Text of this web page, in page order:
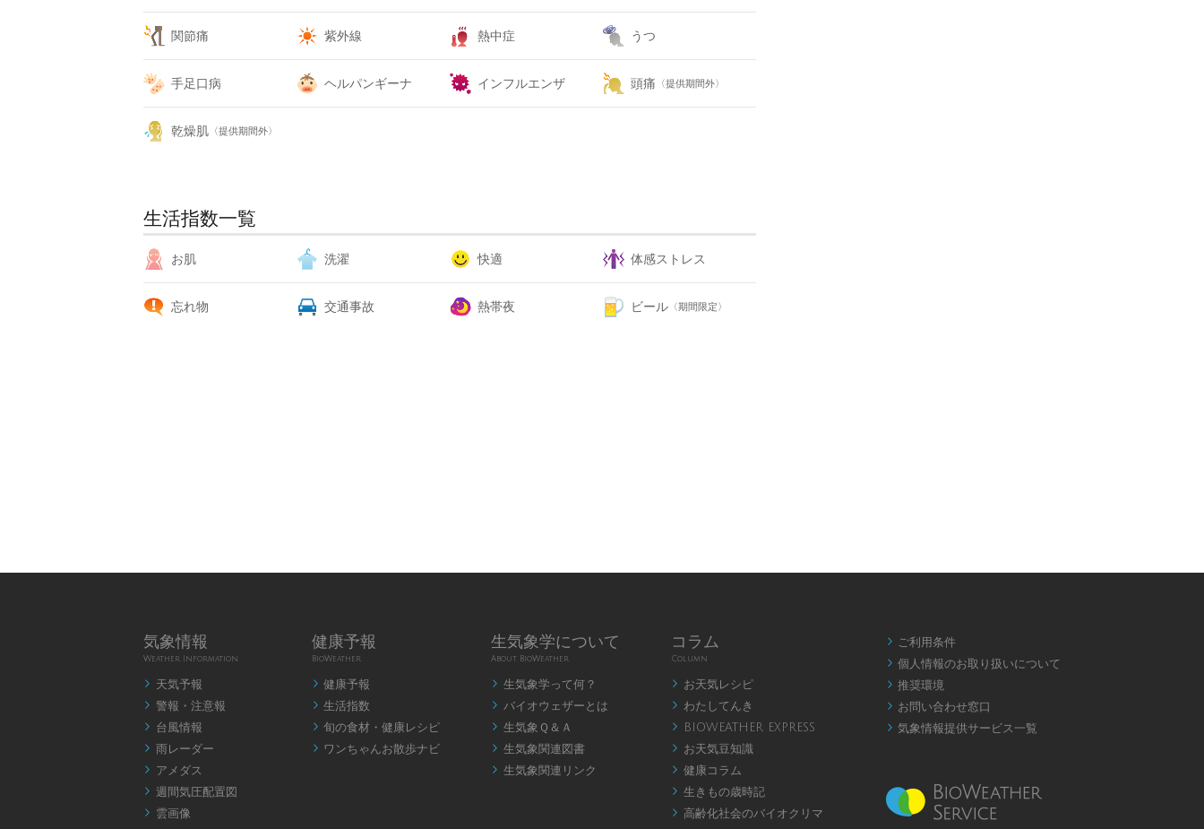
関節痛 紫外線 熱中症 うつ
手足口病 ヘルパンギーナ インフルエンザ 頭痛 〈提供期間外〉
乾燥肌 〈提供期間外〉
生活指数一覧
お肌 洗濯 快適 体感ストレス
忘れ物 交通事故 熱帯夜 ビール 〈期間限定〉
気象情報
Weather Information
 天気予報
 警報・注意報
 台風情報
 雨レーダー
 アメダス
 週間気圧配置図
 雲画像
健康予報
BioWeather
 健康予報
 生活指数
 旬の食材・健康レシピ
 ワンちゃんお散歩ナビ
生気象学について
About BioWeather
 生気象学って何？
 バイオウェザーとは
 生気象Ｑ＆Ａ
 生気象関連図書
 生気象関連リンク
コラム
Column
 お天気レシピ
 わたしてんき
 BIOWEATHER EXPRESS
 お天気豆知識
 健康コラム
 生きもの歳時記
 高齢化社会のバイオクリマ
 ご利用条件
 個人情報のお取り扱いについて
 推奨環境
 お問い合わせ窓口
 気象情報提供サービス一覧